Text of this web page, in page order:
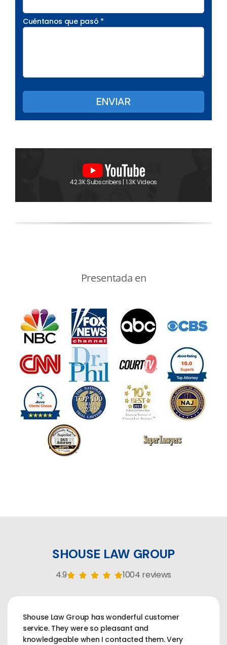
Cuéntanos que pasó *
42.3K Subscribers | 1.3K Videos
Presentada en
SHOUSE LAW GROUP
4.9 1004 reviews
Shouse Law Group has wonderful customer
service. They were so pleasant and
knowledgeable when I contacted them. Very